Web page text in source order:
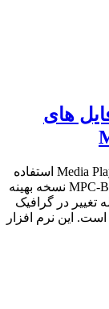
های
شاید حتی برای یک بار هم که شده از Media Player Classic استفاده
کرده باشید و به قدرت این پلیر پی برده باشید. MPC-BE نسخه بهینه
تغییر در گرافیک
این نرم افزار